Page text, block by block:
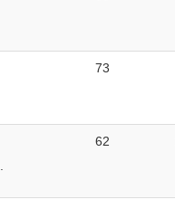
73
62